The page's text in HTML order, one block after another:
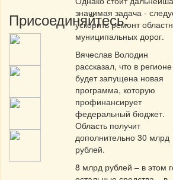
Присоединяйтесь:
значимая задача -
ускорить ремонт
муниципальных дорог.
Вячеслав Володин
рассказал, что в регионе
будет запущена новая
программа, которую
профинансирует
федеральный бюджет.
Область получит
дополнительно 30 млрд
рублей.
8 млрд рублей – в этом